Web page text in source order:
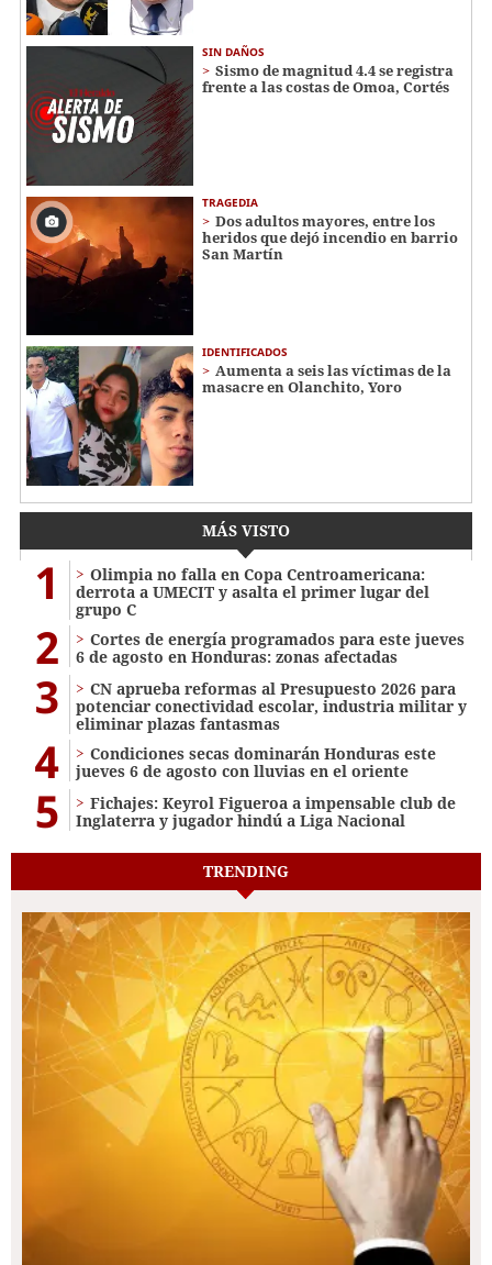
SIN DAÑOS
Sismo de magnitud 4.4 se registra
frente a las costas de Omoa, Cortés
TRAGEDIA
Dos adultos mayores, entre los
heridos que dejó incendio en barrio
San Martín
IDENTIFICADOS
Aumenta a seis las víctimas de la
masacre en Olanchito, Yoro
MÁS VISTO
1
Olimpia no falla en Copa Centroamericana:
derrota a UMECIT y asalta el primer lugar del
grupo C
2
Cortes de energía programados para este jueves
6 de agosto en Honduras: zonas afectadas
3
CN aprueba reformas al Presupuesto 2026 para
potenciar conectividad escolar, industria militar y
eliminar plazas fantasmas
4
Condiciones secas dominarán Honduras este
jueves 6 de agosto con lluvias en el oriente
5
Fichajes: Keyrol Figueroa a impensable club de
Inglaterra y jugador hindú a Liga Nacional
TRENDING